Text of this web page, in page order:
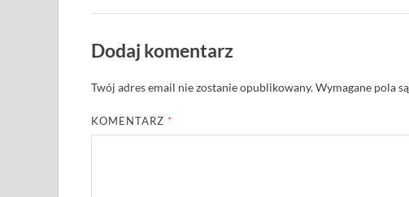
Dodaj komentarz
Twój adres email nie zostanie opublikowany.Wymagane pola
KOMENTARZ *